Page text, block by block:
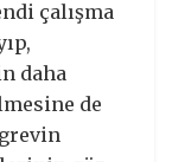
çalışma
daha
de